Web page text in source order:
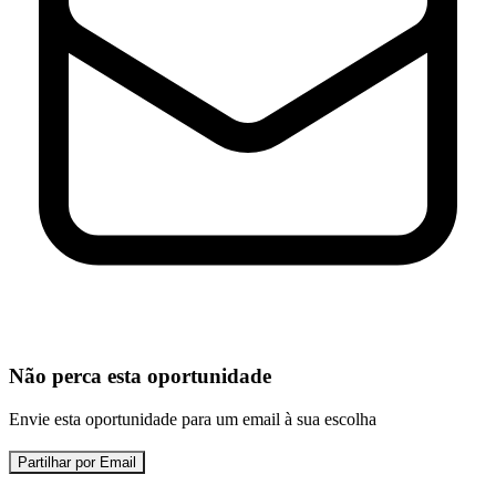
Não perca esta oportunidade
Envie esta oportunidade para um email à sua escolha
Partilhar por Email